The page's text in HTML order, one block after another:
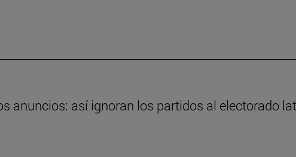
anuncios: así ignoran los partidos al electorado